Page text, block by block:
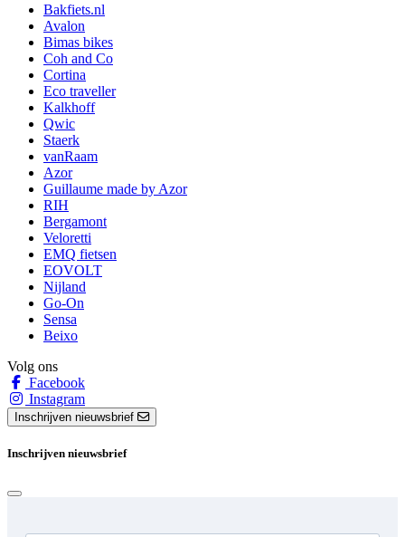
Bakfiets.nl
Avalon
Bimas bikes
Coh and Co
Cortina
Eco traveller
Kalkhoff
Qwic
Staerk
vanRaam
Azor
Guillaume made by Azor
RIH
Bergamont
Veloretti
EMQ fietsen
EOVOLT
Nijland
Go-On
Sensa
Beixo
Volg ons
Facebook
Instagram
Inschrijven nieuwsbrief
Inschrijven nieuwsbrief